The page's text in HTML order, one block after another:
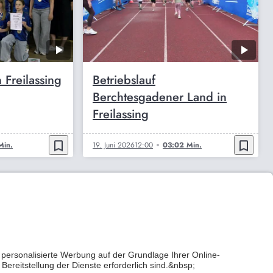
bookmark_border
Betriebslauf
Berchtesgadener Land in
Freilassing
19. Juni 202612:00 03:02 Min. bookmark_border